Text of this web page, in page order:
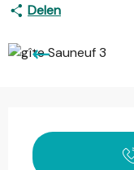
Delen